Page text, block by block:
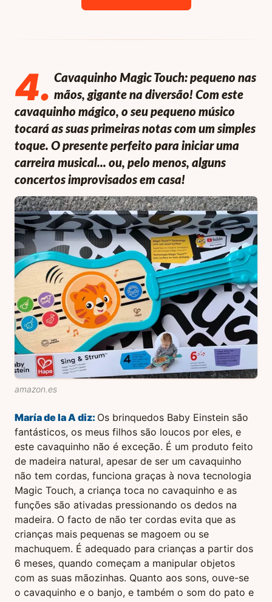
4. Cavaquinho Magic Touch: pequeno nas
mãos, gigante na diversão! Com este
cavaquinho mágico, o seu pequeno músico
tocará as suas primeiras notas com um simples
toque. O presente perfeito para iniciar uma
carreira musical... ou, pelo menos, alguns
concertos improvisados em casa!
amazon.es
María de la Adiz: Os brinquedos Baby Einstein são
fantásticos, os meus filhos são loucos por eles, e
este cavaquinho não é exceção. É um produto feito
de madeira natural, apesar de ser um cavaquinho
não tem cordas, funciona graças à nova tecnologia
Magic Touch, a criança toca no cavaquinho e as
funções são ativadas pressionando os dedos na
madeira. O facto de não ter cordas evita que as
crianças mais pequenas se magoem ou se
machuquem. É adequado para crianças a partir dos
6 meses, quando começam a manipular objetos
com as suas mãozinhas. Quanto aos sons, ouve-se
o cavaquinho e o banjo, e também o som do pato e